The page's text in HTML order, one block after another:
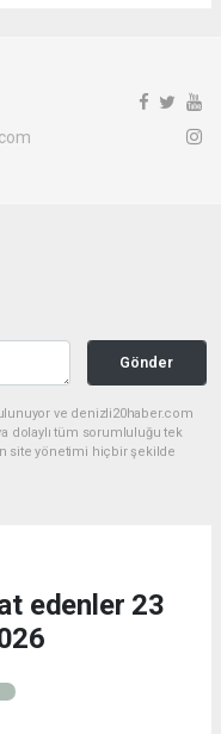
Gönder
ve denizli20haber.com
dolaylı tüm sorumluluğu tek
site yönetimi hiçbir şekilde
edenler 23